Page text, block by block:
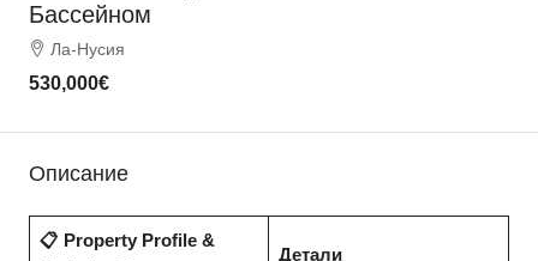
Бассейном
Ла-Нусия
530,000€
Описание
📋 Property Profile &
Детали